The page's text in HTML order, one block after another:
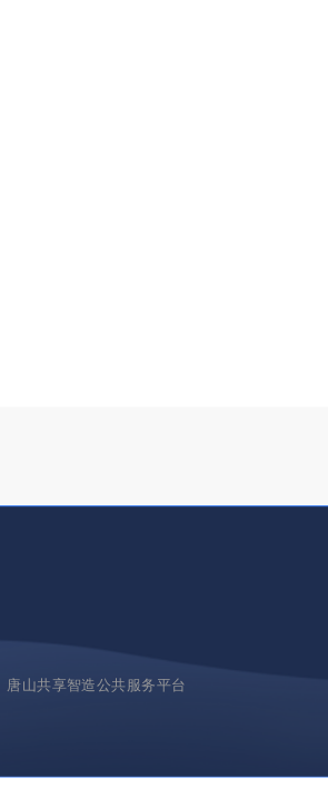
唐山共享智造公共服务平台